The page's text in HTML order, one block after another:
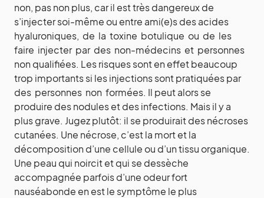
non, pas non plus, car il est très dangereux de
s’injecter soi-même ou entre ami(e)s des acides
hyaluroniques, de la toxine botulique ou de les
faire injecter par des non-médecins et personnes
non qualifiées. Les risques sont en effet beaucoup
trop importants si les injections sont pratiquées par
des personnes non formées. Il peut alors se
produire des nodules et des infections. Mais il y a
plus grave. Jugez plutôt: il se produirait des nécroses
cutanées. Une nécrose, c’est la mort et la
décomposition d’une cellule ou d’un tissu organique.
Une peau qui noircit et qui se dessèche
accompagnée parfois d’une odeur fort
nauséabonde en est le symptôme le plus